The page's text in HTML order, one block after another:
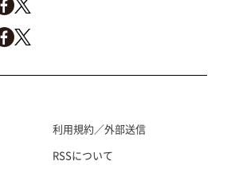
利用規約／外部送信
RSSについて